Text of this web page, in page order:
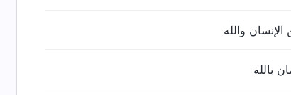
والله
بالله